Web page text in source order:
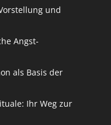
und
Angst-
als Basis der
Ihr Weg zur